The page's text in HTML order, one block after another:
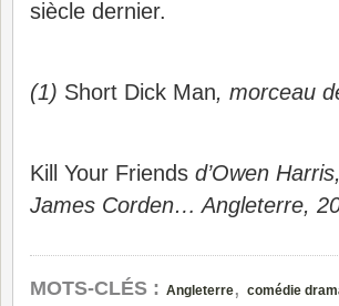
siècle dernier.
(1) Short Dick Man, morceau
Kill Your Friends d’Owen
James Corden… Angleterre,
MOTS-CLÉS : Angleterre, comédie